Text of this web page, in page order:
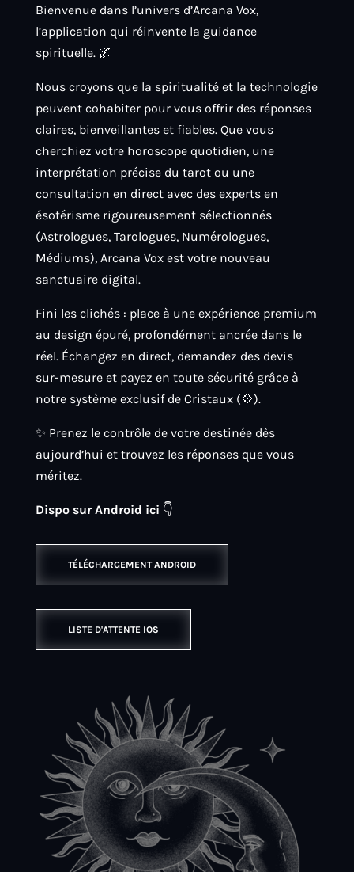
Bienvenue dans l’univers d’Arcana Vox,
l’application qui réinvente la guidance
spirituelle. 🌌
Nous croyons que la spiritualité et la technologie
peuvent cohabiter pour vous offrir des réponses
claires, bienveillantes et fiables. Que vous
cherchiez votre horoscope quotidien, une
interprétation précise du tarot ou une
consultation en direct avec des experts en
ésotérisme rigoureusement sélectionnés
(Astrologues, Tarologues, Numérologues,
Médiums), Arcana Vox est votre nouveau
sanctuaire digital.
Fini les clichés : place à une expérience premium
au design épuré, profondément ancrée dans le
réel. Échangez en direct, demandez des devis
sur-mesure et payez en toute sécurité grâce à
notre système exclusif de Cristaux (💠).
✨ Prenez le contrôle de votre destinée dès
aujourd’hui et trouvez les réponses que vous
méritez.
Dispo sur Android ici 👇
TÉLÉCHARGEMENT ANDROID
LISTE D'ATTENTE IOS